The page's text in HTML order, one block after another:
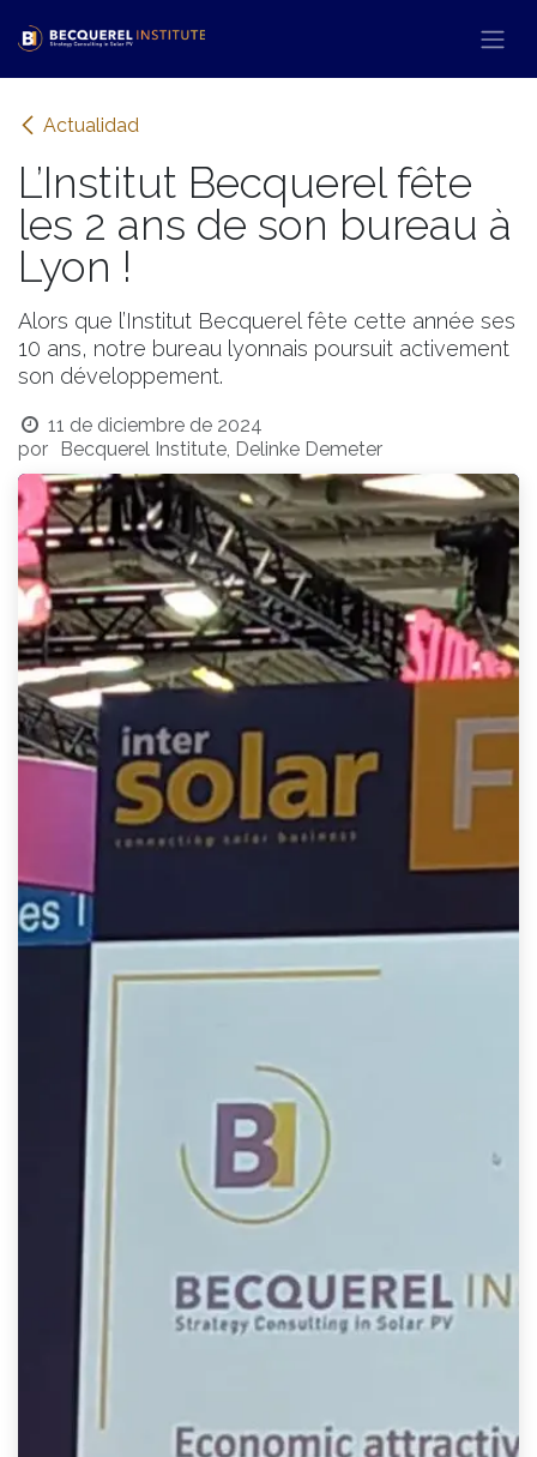
Actualidad
L’Institut Becquerel fête
les 2 ans de son bureau à
Lyon !
Alors que l’Institut Becquerel fête cette année ses
10 ans, notre bureau lyonnais poursuit activement
son développement.
11 de diciembre de 2024
por Becquerel Institute, Delinke Demeter